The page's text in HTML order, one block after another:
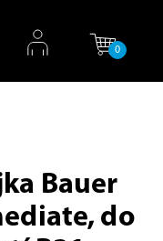
0
Bauer
do